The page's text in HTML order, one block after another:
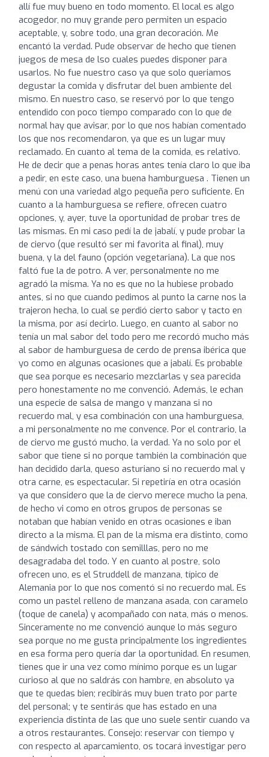
allí fue muy bueno en todo momento. El local es algo
acogedor, no muy grande pero permiten un espacio
aceptable, y, sobre todo, una gran decoración. Me
encantó la verdad. Pude observar de hecho que tienen
juegos de mesa de lso cuales puedes disponer para
usarlos. No fue nuestro caso ya que solo queriamos
degustar la comida y disfrutar del buen ambiente del
mismo. En nuestro caso, se reservó por lo que tengo
entendido con poco tiempo comparado con lo que de
normal hay que avisar, por lo que nos habían comentado
los que nos recomendaron, ya que es un lugar muy
reclamado. En cuanto al tema de la comida, es relativo.
He de decir que a penas horas antes tenía claro lo que iba
a pedir, en este caso, una buena hamburguesa . Tienen un
menú con una variedad algo pequeña pero suficiente. En
cuanto a la hamburguesa se refiere, ofrecen cuatro
opciones, y, ayer, tuve la oportunidad de probar tres de
las mismas. En mi caso pedí la de jabalí, y pude probar la
de ciervo (que resultó ser mi favorita al final), muy
buena, y la del fauno (opción vegetariana). La que nos
faltó fue la de potro. A ver, personalmente no me
agradó la misma. Ya no es que no la hubiese probado
antes, si no que cuando pedimos al punto la carne nos la
trajeron hecha, lo cual se perdió cierto sabor y tacto en
la misma, por así decirlo. Luego, en cuanto al sabor no
tenía un mal sabor del todo pero me recordó mucho más
al sabor de hamburguesa de cerdo de prensa ibérica que
yo como en algunas ocasiones que a jabalí. Es probable
que sea porque es necesario mezclarlas y sea parecida
pero honestamente no me convenció. Además, le echan
una especie de salsa de mango y manzana si no
recuerdo mal, y esa combinación con una hamburguesa,
a mi personalmente no me convence. Por el contrario, la
de ciervo me gustó mucho, la verdad. Ya no solo por el
sabor que tiene si no porque también la combinación que
han decidido darla, queso asturiano si no recuerdo mal y
otra carne, es espectacular. Si repetiría en otra ocasión
ya que considero que la de ciervo merece mucho la pena,
de hecho vi como en otros grupos de personas se
notaban que habían venido en otras ocasiones e iban
directo a la misma. El pan de la misma era distinto, como
de sándwich tostado con semilllas, pero no me
desagradaba del todo. Y en cuanto al postre, solo
ofrecen uno, es el Struddell de manzana, típico de
Alemania por lo que nos comentó si no recuerdo mal. Es
como un pastel relleno de manzana asada, con caramelo
(toque de canela) y acompañado con nata, más o menos.
Sinceramente no me convenció aunque lo más seguro
sea porque no me gusta principalmente los ingredientes
en esa forma pero quería dar la oportunidad. En resumen,
tienes que ir una vez como mínimo porque es un lugar
curioso al que no saldrás con hambre, en absoluto ya
que te quedas bien; recibirás muy buen trato por parte
del personal; y te sentirás que has estado en una
experiencia distinta de las que uno suele sentir cuando va
a otros restaurantes. Consejo: reservar con tiempo y
con respecto al aparcamiento, os tocará investigar pero